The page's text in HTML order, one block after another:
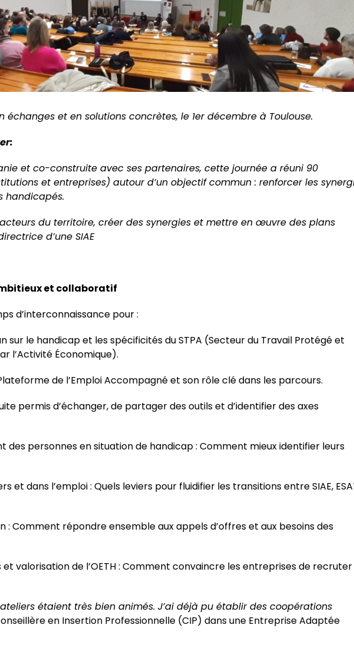
échanges et en solutions concrètes, le 1er décembre à Toulouse.
et co-construite avec ses partenaires, cette journée a réuni 90
et entreprises) autour d’un objectif commun : renforcer les
handicapés.
du territoire, créer des synergies et mettre en œuvre des plans
d’une SIAE
et collaboratif
d’interconnaissance pour :
sur le handicap et les spécificités du STPA (Secteur du Travail Protégé et
l’Activité Économique).
de l’Emploi Accompagné et son rôle clé dans les parcours.
permis d’échanger, de partager des outils et d’identifier des axes
des personnes en situation de handicap : Comment mieux identifier leurs
et dans l’emploi : Quels leviers pour fluidifier les transitions entre SIAE,
: Comment répondre ensemble aux appels d’offres et aux besoins des
valorisation de l’OETH : Comment convaincre les entreprises de recruter
étaient très bien animés. J’ai déjà pu établir des coopérations
en Insertion Professionnelle (CIP) dans une Entreprise Adaptée